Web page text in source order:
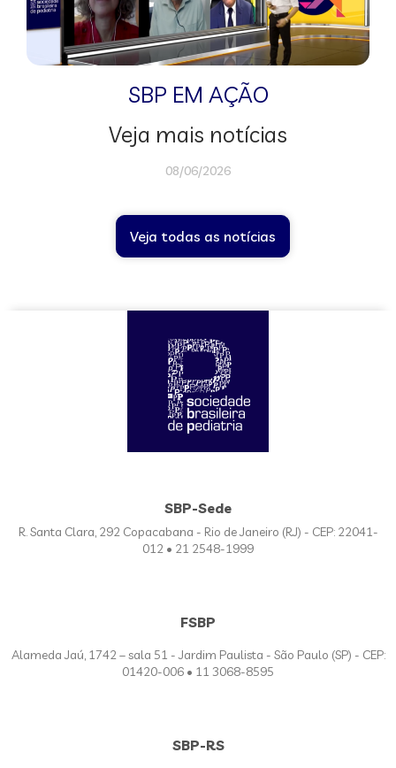
SBP EM AÇÃO
Veja mais notícias
08/06/2026
Veja todas as notícias
SBP-Sede
R. Santa Clara, 292 Copacabana - Rio de Janeiro (RJ) - CEP: 22041-
012 • 21 2548-1999
FSBP
Alameda Jaú, 1742 – sala 51 - Jardim Paulista - São Paulo (SP) - CEP:
01420-006 • 11 3068-8595
SBP-RS